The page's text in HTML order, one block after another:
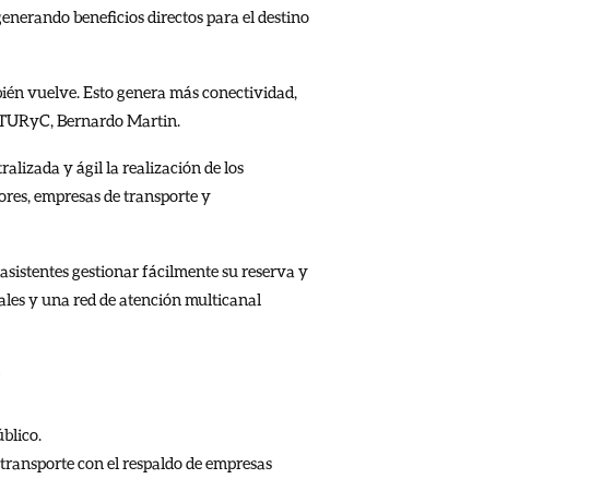
beneficios directos para el destino
vuelve. Esto genera más conectividad,
Bernardo Martin.
y ágil la realización de los
empresas de transporte y
gestionar fácilmente su reserva y
y una red de atención multicanal
con el respaldo de empresas